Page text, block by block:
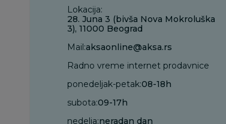
Lokacija:
28. Juna 3 (bivša Nova Mokroluška
3), 11000 Beograd
Mail:aksaonline@aksa.rs
Radno vreme internet prodavnice
ponedeljak-petak:08-18h
subota:09-17h
nedelja:neradan dan